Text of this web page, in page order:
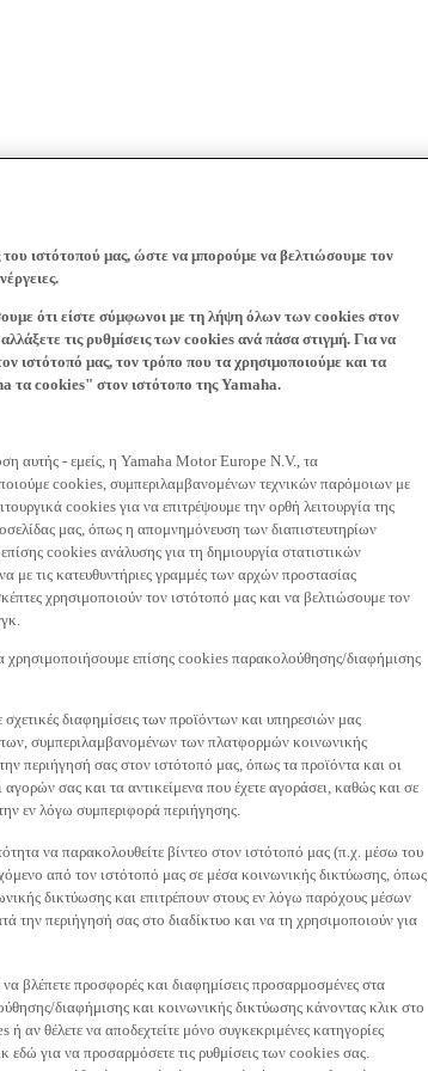
ιστότοπού μας, ώστε να μπορούμε να βελτιώσουμε τον
ότι είστε σύμφωνοι με τη λήψη όλων των cookies στον
τις ρυθμίσεις των cookies ανά πάσα στιγμή. Για να
ιστότοπό μας, τον τρόπο που τα χρησιμοποιούμε και τα
τα cookies" στον ιστότοπο της Yamaha.
αυτής - εμείς, η Yamaha Motor Europe N.V., τα
cookies, συμπεριλαμβανομένων τεχνικών παρόμοιων με
cookies για να επιτρέψουμε την ορθή λειτουργία της
μας, όπως η απομνημόνευση των διαπιστευτηρίων
cookies ανάλυσης για τη δημιουργία στατιστικών
τις κατευθυντήριες γραμμές των αρχών προστασίας
χρησιμοποιούν τον ιστότοπό μας και να βελτιώσουμε τον
επίσης cookies παρακολούθησης/διαφήμισης
διαφημίσεις των προϊόντων και υπηρεσιών μας
συμπεριλαμβανομένων των πλατφορμών κοινωνικής
περιήγησή σας στον ιστότοπό μας, όπως τα προϊόντα και οι
σας και τα αντικείμενα που έχετε αγοράσει, καθώς και σε
εν λόγω συμπεριφορά περιήγησης.
να παρακολουθείτε βίντεο στον ιστότοπό μας (π.χ. μέσω του
από τον ιστότοπό μας σε μέσα κοινωνικής δικτύωσης, όπως
δικτύωσης και επιτρέπουν στους εν λόγω παρόχους μέσων
περιήγησή σας στο διαδίκτυο και να τη χρησιμοποιούν για
να βλέπετε προσφορές και διαφημίσεις προσαρμοσμένες στα
διαφήμισης και κοινωνικής δικτύωσης κάνοντας κλικ στο
αν θέλετε να αποδεχτείτε μόνο συγκεκριμένες κατηγορίες
για να προσαρμόσετε τις ρυθμίσεις των cookies σας.